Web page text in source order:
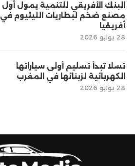
البنك الأفريقي للتنمية يمول أول
مصنع ضخم لبطاريات الليثيوم في
أفريقيا
28 يوليو 2026
تسلا تبدأ تسليم أولى سياراتها
الكهربائية لزبنائها في المغرب
28 يوليو 2026